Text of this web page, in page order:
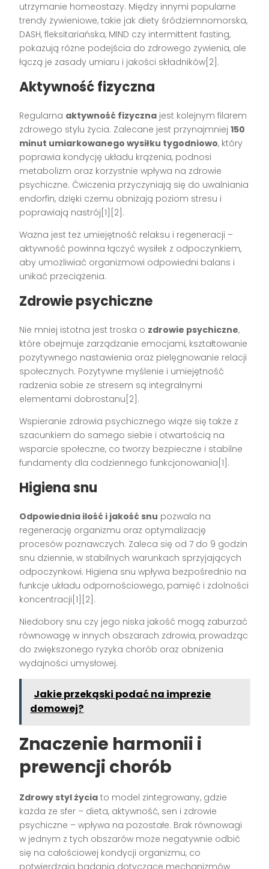
utrzymanie homeostazy. Między innymi popularne
trendy żywieniowe, takie jak diety śródziemnomorska,
DASH, fleksitariańska, MIND czy intermittent fasting,
pokazują różne podejścia do zdrowego żywienia, ale
łączą je zasady umiaru i jakości składników[2].
Aktywność fizyczna
Regularna aktywność fizyczna jest kolejnym filarem
zdrowego stylu życia. Zalecane jest przynajmniej150
minut umiarkowanego wysiłku tygodniowo, który
poprawia kondycję układu krążenia, podnosi
metabolizm oraz korzystnie wpływa na zdrowie
psychiczne. Ćwiczenia przyczyniają się do uwalniania
endorfin, dzięki czemu obniżają poziom stresu i
poprawiają nastrój[1][2].
Ważna jest też umiejętność relaksu i regeneracji –
aktywność powinna łączyć wysiłek z odpoczynkiem,
aby umożliwiać organizmowi odpowiedni balans i
unikać przeciążenia.
Zdrowie psychiczne
Nie mniej istotna jest troska o zdrowie psychiczne,
które obejmuje zarządzanie emocjami, kształtowanie
pozytywnego nastawienia oraz pielęgnowanie relacji
społecznych. Pozytywne myślenie i umiejętność
radzenia sobie ze stresem są integralnymi
elementami dobrostanu[2].
Wspieranie zdrowia psychicznego wiąże się także z
szacunkiem do samego siebie i otwartością na
wsparcie społeczne, co tworzy bezpieczne i stabilne
fundamenty dla codziennego funkcjonowania[1].
Higiena snu
Odpowiednia ilość i jakość snu pozwala na
regenerację organizmu oraz optymalizację
procesów poznawczych. Zaleca się od 7 do 9 godzin
snu dziennie, w stabilnych warunkach sprzyjających
odpoczynkowi. Higiena snu wpływa bezpośrednio na
funkcje układu odpornościowego, pamięć i zdolności
koncentracji[1][2].
Niedobory snu czy jego niska jakość mogą zaburzać
równowagę w innych obszarach zdrowia, prowadząc
do zwiększonego ryzyka chorób oraz obniżenia
wydajności umysłowej.
Jakie przekąski podać na imprezie
domowej?
Znaczenie harmonii i
prewencji chorób
Zdrowy styl życia to model zintegrowany, gdzie
każda ze sfer – dieta, aktywność, sen i zdrowie
psychiczne – wpływa na pozostałe. Brak równowagi
w jednym z tych obszarów może negatywnie odbić
się na całościowej kondycji organizmu, co